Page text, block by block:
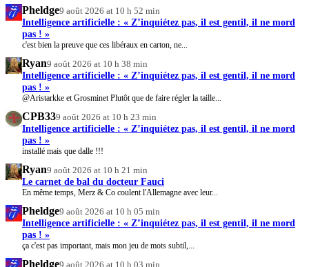
Pheldge9 août 2026 at 10 h 52 min
Intelligence artificielle : « Z’inquiétez pas, il est gentil, il ne mord
pas ! »
c'est bien la preuve que ces libéraux en carton, ne...
Ryan9 août 2026 at 10 h 38 min
Intelligence artificielle : « Z’inquiétez pas, il est gentil, il ne mord
pas ! »
@Aristarkke et Grosminet Plutôt que de faire régler la taille...
CPB339 août 2026 at 10 h 23 min
Intelligence artificielle : « Z’inquiétez pas, il est gentil, il ne mord
pas ! »
installé mais que dalle !!!
Ryan9 août 2026 at 10 h 21 min
Le carnet de bal du docteur Fauci
En même temps, Merz & Co coulent l'Allemagne avec leur...
Pheldge9 août 2026 at 10 h 05 min
Intelligence artificielle : « Z’inquiétez pas, il est gentil, il ne mord
pas ! »
ça c'est pas important, mais mon jeu de mots subtil,...
Pheldge9 août 2026 at 10 h 03 min